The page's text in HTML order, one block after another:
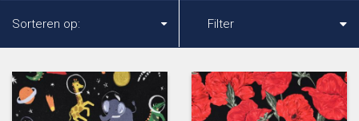
Sorteren op: Filter